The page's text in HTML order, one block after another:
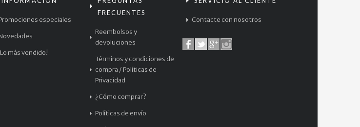
especiales
más vendido!
FRECUENTES
Reembolsos y
devoluciones
Términos y condiciones de
compra / Políticas de
Privacidad
¿Cómo comprar?
Políticas de envío
Contacte con nosotros